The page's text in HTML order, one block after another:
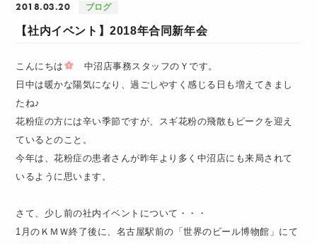
2018.03.20 ブログ
【社内イベント】2018年合同新年会
こんにちは
中沼店事務スタッフのＹです。
日中は暖かな陽気になり、過ごしやすく感じる日も増えてきまし
たね♪
花粉症の方には辛い季節ですが、スギ花粉の飛散もピークを迎え
ているとのこと。
今年は、花粉症の患者さんが昨年より多く中沼店にも来局されて
いるように思います。
さて、少し前の社内イベントについて・・・
1月のＫＭＷ終了後に、名古屋駅前の「世界のビール博物館」にて